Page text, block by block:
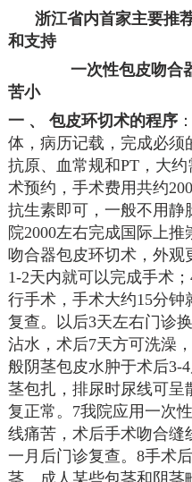
浙江省内首家主要推
和支持
一次性包皮吻合
苦小
一 、 包皮环切术的程序
体，病历记载，完成必须
抗原、血常规和PT，大
术预约，手术费用共约
抗生素即可，一般不用静
院2000左右完成国际上
吻合器包皮环切术，外观
1-2天内就可以完成手术
行手术，手术大约15分
复查。以后3天左右门诊
沾水，术后7天方可洗澡
般阴茎包皮水肿于术后3-
茎包扎，排尿时尿线可呈
复正常。7我院应用一次
线痛苦，术后手术吻合缝
一月后门诊复查。8手术
茎、成人某些包茎和阴茎